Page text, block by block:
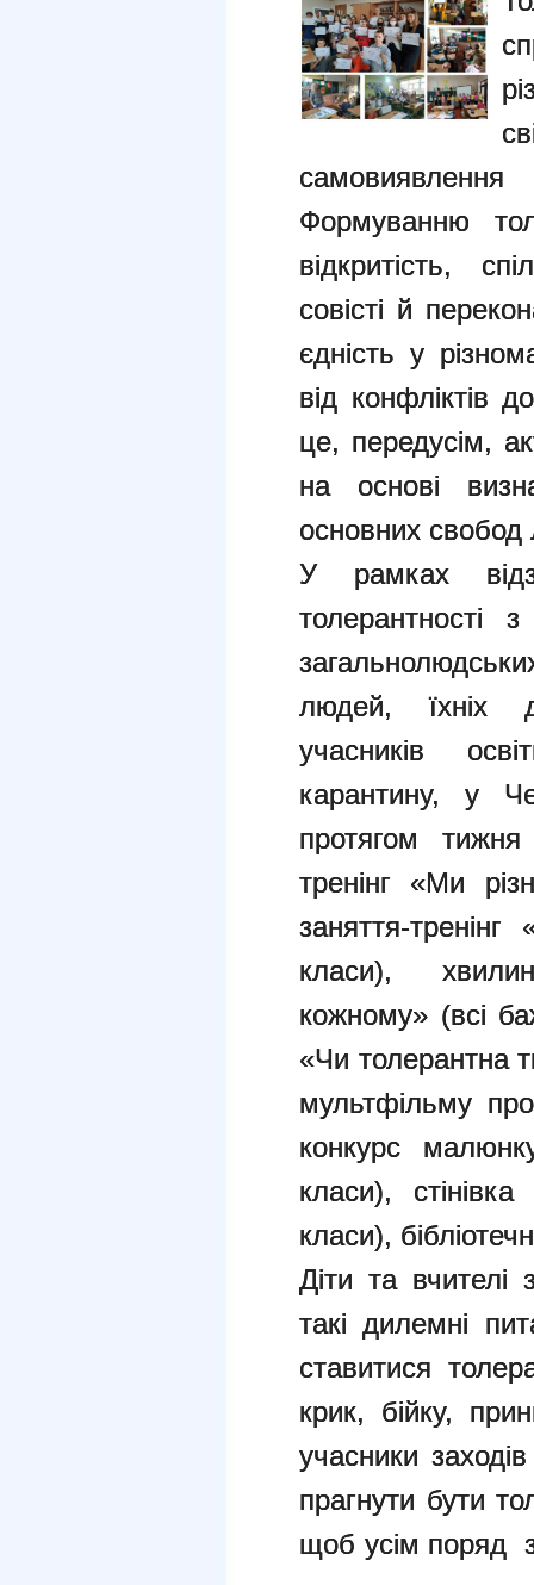
Формуванню
відкритість,
совісті й
єдність у
від конфліктів
це, передусім,
на основі
основних
У рамках
людей, їхніх
учасників
карантину, у
протягом
тренінг «Ми
заняття-
класи),
кожному» (всі
«Чи толерантна
мультфільму
конкурс
класи),
класи),
Діти та вчителі
такі дилемні
ставитися
крик, бійку,
учасники
прагнути бути
щоб усім поряд